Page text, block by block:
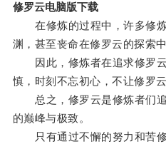
修罗云电脑版下载
在修炼的过程中，许多修炼
渊，甚至丧命在修罗云的探索中
因此，修炼者在追求修罗云
慎，时刻不忘初心，不让修罗
总之，修罗云是修炼者们追
的巅峰与极致。
只有通过不懈的努力和苦修